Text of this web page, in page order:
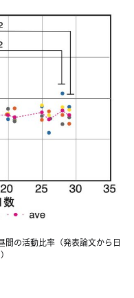
間の活動比率（発表論文から日